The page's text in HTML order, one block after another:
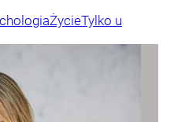
ŻycieTylko u